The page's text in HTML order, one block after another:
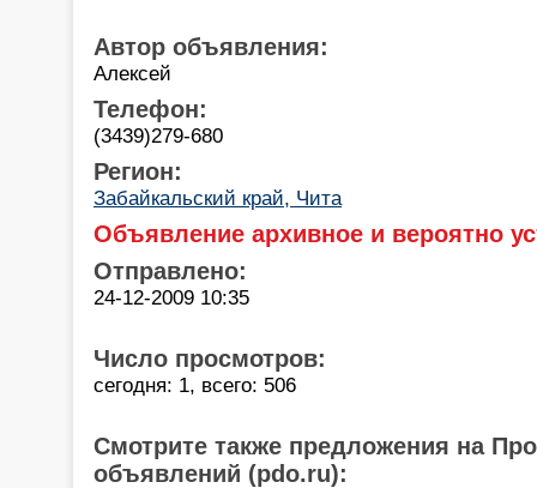
Автор объявления:
Алексей
Телефон:
(3439)279-680
Регион:
Забайкальский край, Чита
Объявление архивное и вероятно
Отправлено:
24-12-2009 10:35
Число просмотров:
сегодня: 1, всего: 506
Смотрите также предложения на
объявлений (pdo.ru):